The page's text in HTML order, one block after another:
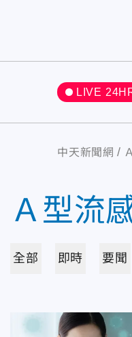
LIVE
中天新聞網
Ａ型流
全部 即時 要聞